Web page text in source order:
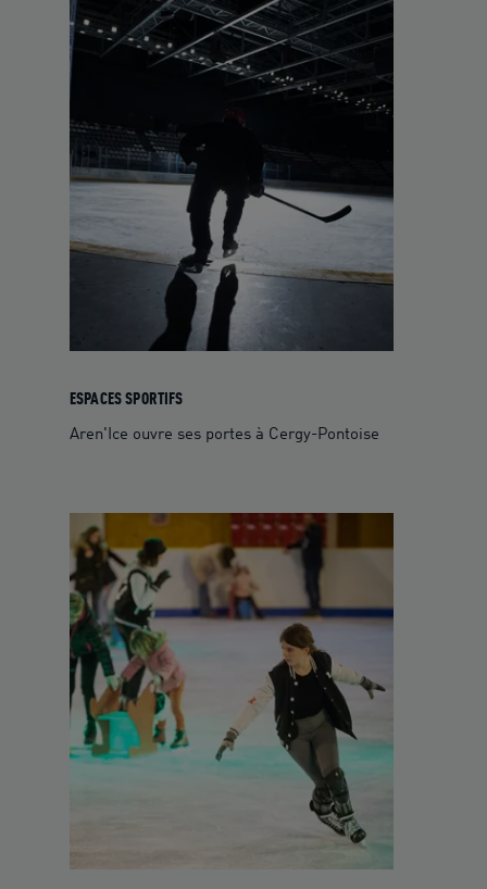
ESPACES SPORTIFS
Aren'Ice ouvre ses portes à Cergy-Pontoise